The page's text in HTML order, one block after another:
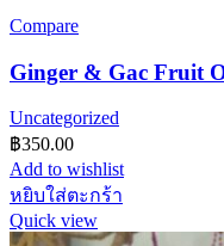
Compare
Ginger & Gac Fruit
Uncategorized
฿350.00
Add to wishlist
หยิบใส่ตะกร้า
Quick view